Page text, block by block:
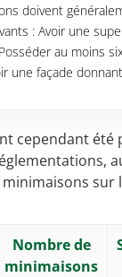
doivent
: Avoir une
au moins
une façade
cependant été
minimaisons
Nombre de
minimaisons